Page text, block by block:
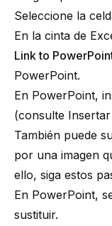
Seleccione la
En la cinta de
Link to
PowerPoint.
En PowerPoint,
(consulte
También puede
por una imagen
ello, siga estos
En PowerPoint,
sustituir.